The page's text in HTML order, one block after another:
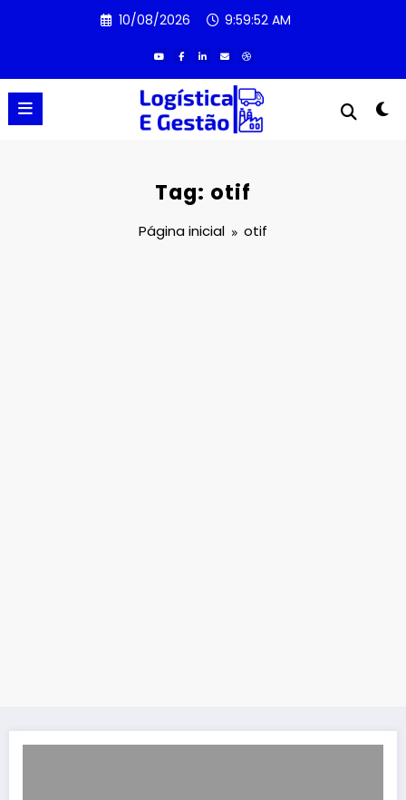
10/08/2026 9:59:52 AM
Tag: otif
Página inicial otif